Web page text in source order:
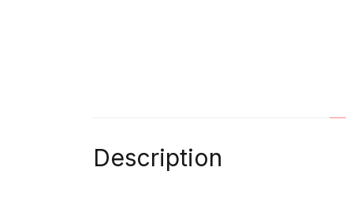
Description